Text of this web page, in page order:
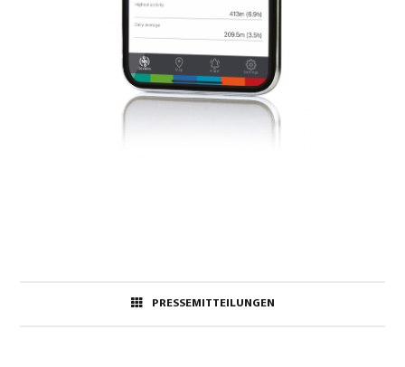
PRESSEMITTEILUNGEN